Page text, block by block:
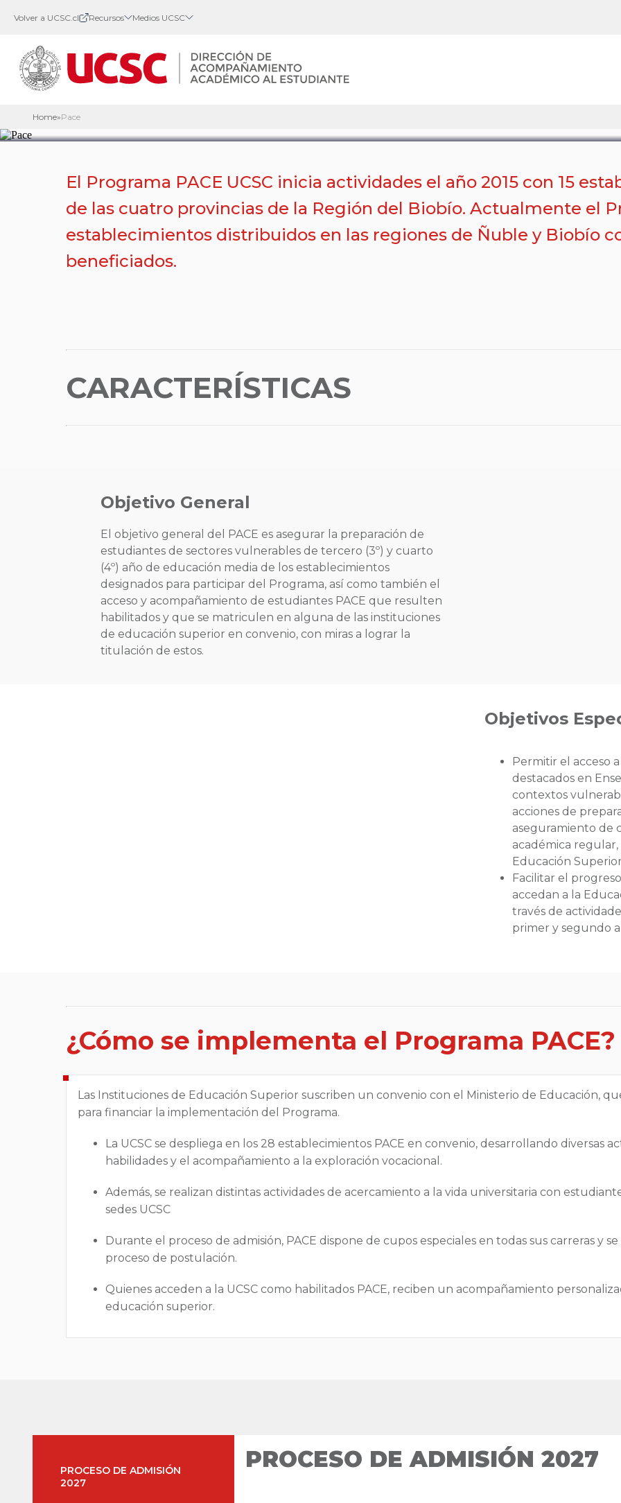
Volver a UCSC.cl Recursos Medios UCSC
Home»Pace
SUPERIOR
PACE
El Programa PACE UCSC inicia actividades el año 2015 con 15
de las cuatro provincias de la Región del Biobío. Actualmente el
establecimientos distribuidos en las regiones de Ñuble y Biobío
beneficiados.
CARACTERÍSTICAS
Objetivo General
El objetivo general del PACE es asegurar la preparación de
estudiantes de sectores vulnerables de tercero (3º) y cuarto
(4º) año de educación media de los establecimientos
designados para participar del Programa, así como también el
acceso y acompañamiento de estudiantes PACE que resulten
habilitados y que se matriculen en alguna de las instituciones
de educación superior en convenio, con miras a lograr la
titulación de estos.
Objetivos
Permitir el acceso
destacados en
contextos
acciones de
aseguramiento de
académica
Educación
Facilitar el
accedan a la
través de
primer y segundo
¿Cómo se implementa el Programa PACE?
Las Instituciones de Educación Superior suscriben un convenio con el Ministerio de Educación,
para financiar la implementación del Programa.
La UCSC se despliega en los 28 establecimientos PACE en convenio, desarrollando diversas
habilidades y el acompañamiento a la exploración vocacional.
Además, se realizan distintas actividades de acercamiento a la vida universitaria con
sedes UCSC
Durante el proceso de admisión, PACE dispone de cupos especiales en todas sus carreras y
proceso de postulación.
Quienes acceden a la UCSC como habilitados PACE, reciben un acompañamiento
educación superior.
PROCESO DE ADMISIÓN
2027
PROCESO DE ADMISIÓN 2027